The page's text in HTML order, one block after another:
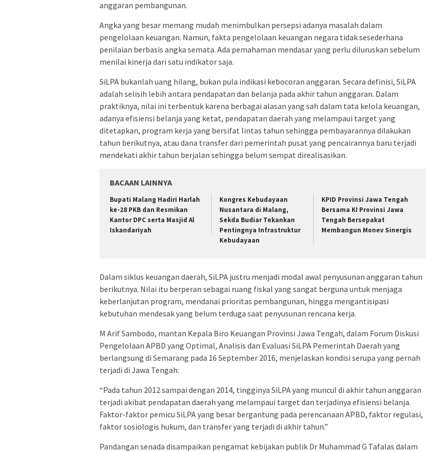
anggaran pembangunan.
Angka yang besar memang mudah menimbulkan persepsi adanya masalah dalam
pengelolaan keuangan. Namun, fakta pengelolaan keuangan negara tidak sesederhana
penilaian berbasis angka semata. Ada pemahaman mendasar yang perlu diluruskan sebelum
menilai kinerja dari satu indikator saja.
SiLPA bukanlah uang hilang, bukan pula indikasi kebocoran anggaran. Secara definisi, SiLPA
adalah selisih lebih antara pendapatan dan belanja pada akhir tahun anggaran. Dalam
praktiknya, nilai ini terbentuk karena berbagai alasan yang sah dalam tata kelola keuangan,
adanya efisiensi belanja yang ketat, pendapatan daerah yang melampaui target yang
ditetapkan, program kerja yang bersifat lintas tahun sehingga pembayarannya dilakukan
tahun berikutnya, atau dana transfer dari pemerintah pusat yang pencairannya baru terjadi
mendekati akhir tahun berjalan sehingga belum sempat direalisasikan.
BACAAN LAINNYA
Bupati Malang Hadiri Harlah
ke-28 PKB dan Resmikan
Kantor DPC serta Masjid Al
Iskandariyah
Kongres Kebudayaan
Nusantara di Malang,
Sekda Budiar Tekankan
Pentingnya Infrastruktur
Kebudayaan
KPID Provinsi Jawa Tengah
Bersama KI Provinsi Jawa
Tengah Bersepakat
Membangun Monev Sinergis
Dalam siklus keuangan daerah, SiLPA justru menjadi modal awal penyusunan anggaran tahun
berikutnya. Nilai itu berperan sebagai ruang fiskal yang sangat berguna untuk menjaga
keberlanjutan program, mendanai prioritas pembangunan, hingga mengantisipasi
kebutuhan mendesak yang belum terduga saat penyusunan rencana kerja.
M Arif Sambodo, mantan Kepala Biro Keuangan Provinsi Jawa Tengah, dalam Forum Diskusi
Pengelolaan APBD yang Optimal, Analisis dan Evaluasi SiLPA Pemerintah Daerah yang
berlangsung di Semarang pada 16 September 2016, menjelaskan kondisi serupa yang pernah
terjadi di Jawa Tengah:
“Pada tahun 2012 sampai dengan 2014, tingginya SiLPA yang muncul di akhir tahun anggaran
terjadi akibat pendapatan daerah yang melampaui target dan terjadinya efisiensi belanja.
Faktor-faktor pemicu SiLPA yang besar bergantung pada perencanaan APBD, faktor regulasi,
faktor sosiologis hukum, dan transfer yang terjadi di akhir tahun.”
Pandangan senada disampaikan pengamat kebijakan publik Dr Muhammad G Tafalas dalam